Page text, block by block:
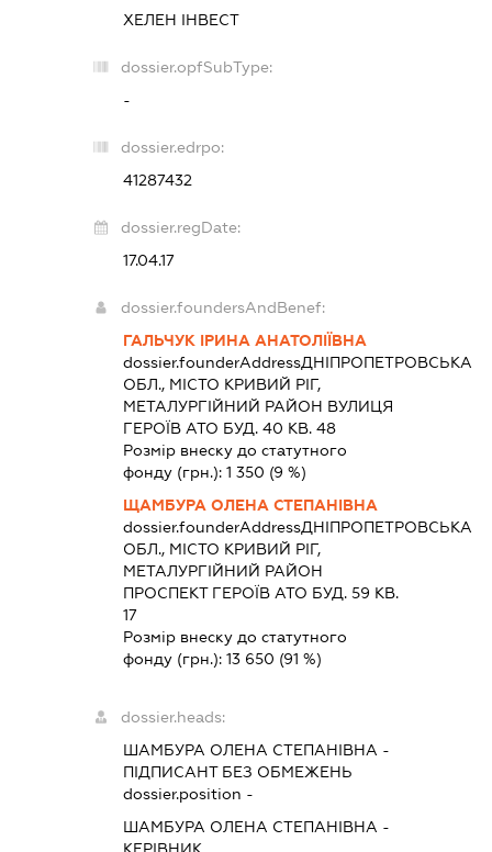
ХЕЛЕН ІНВЕСТ
dossier.opfSubType:
-
dossier.edrpo:
41287432
dossier.regDate:
17.04.17
dossier.foundersAndBenef:
ГАЛЬЧУК ІРИНА АНАТОЛІЇВНА
dossier.founderAddressДНІПРОПЕТРОВСЬКА
ОБЛ., МІСТО КРИВИЙ РІГ,
МЕТАЛУРГІЙНИЙ РАЙОН ВУЛИЦЯ
ГЕРОЇВ АТО БУД. 40 КВ. 48
Розмір внеску до статутного
фонду (грн.): 1 350 (9 %)
ЩАМБУРА ОЛЕНА СТЕПАНІВНА
dossier.founderAddressДНІПРОПЕТРОВСЬКА
ОБЛ., МІСТО КРИВИЙ РІГ,
МЕТАЛУРГІЙНИЙ РАЙОН
ПРОСПЕКТ ГЕРОЇВ АТО БУД. 59 КВ.
17
Розмір внеску до статутного
фонду (грн.): 13 650 (91 %)
dossier.heads:
ШАМБУРА ОЛЕНА СТЕПАНІВНА -
ПІДПИСАНТБЕЗ ОБМЕЖЕНЬ
dossier.position -
ШАМБУРА ОЛЕНА СТЕПАНІВНА -
КЕРІВНИК